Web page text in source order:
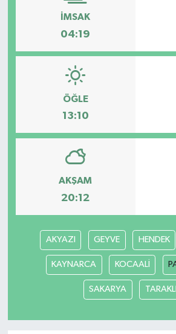
İMSAK
04:19
ÖĞLE
13:10
AKŞAM
20:12
AKYAZI GEYVE HENDEK
KAYNARCA KOCAALİ
SAKARYA TARAKLI